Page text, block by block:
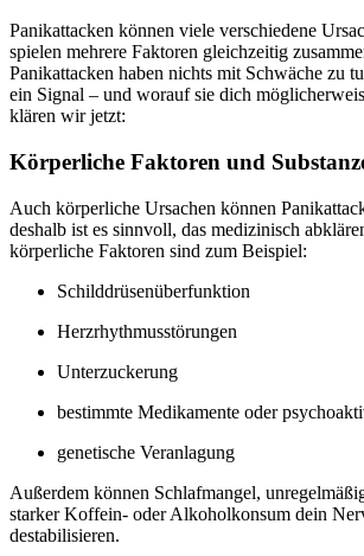
Panikattacken können viele verschiedene
spielen mehrere Faktoren gleichzeitig
Panikattacken haben nichts mit Schwäche zu
ein Signal – und worauf sie dich
klären wir jetzt:
Körperliche Faktoren und
Auch körperliche Ursachen können
deshalb ist es sinnvoll, das medizinisch
körperliche Faktoren sind zum Beispiel:
Schilddrüsenüberfunktion
Herzrhythmusstörungen
Unterzuckerung
bestimmte Medikamente oder
genetische Veranlagung
Außerdem können Schlafmangel,
starker Koffein- oder Alkoholkonsum dein
destabilisieren.